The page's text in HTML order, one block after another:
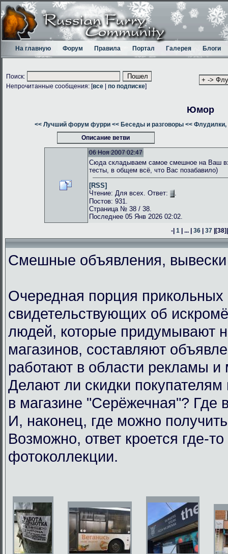
На главную Форум Правила Портал Галерея Блоги
Поиск:
Непрочитанные сообщения: [все по подписке]
Юмор
<< Лучший форум фурри << Беседы и разговоры << Флудилки,
Описание ветви
06 Ноя 2007 02:47
Сюда складываем самое смешное на Ваш
тесты, в общем всё, что Вас позабавило)
[RSS]
Чтение: Для всех. Ответ:
.
Постов: 931.
Страница № 38 / 38.
Последнее 05 Янв 2026 02:02.
-| 1 | ... | 36 | 37 |[38]
Смешные объявления,
Очередная порция прикольных
свидетельствующих об
людей, которые придумывают
магазинов, составляют
работают в области рекламы и
Делают ли скидки
в магазине "Серёжечная"? Где
И, наконец, где можно
Возможно, ответ кроется где-то
фотоколлекции.